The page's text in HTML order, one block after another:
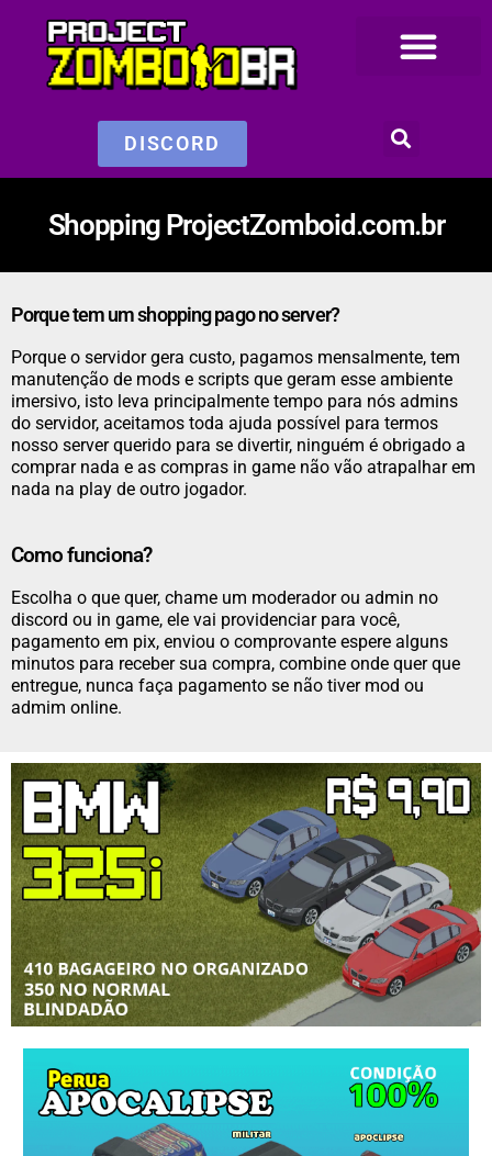
DISCORD
Shopping ProjectZomboid.com.br
Porque tem um shopping pago no server?
Porque o servidor gera custo, pagamos mensalmente, tem
manutenção de mods e scripts que geram esse ambiente
imersivo, isto leva principalmente tempo para nós admins
do servidor, aceitamos toda ajuda possível para termos
nosso server querido para se divertir, ninguém é obrigado a
comprar nada e as compras in game não vão atrapalhar em
nada na play de outro jogador.
Como funciona?
Escolha o que quer, chame um moderador ou admin no
discord ou in game, ele vai providenciar para você,
pagamento em pix, enviou o comprovante espere alguns
minutos para receber sua compra, combine onde quer que
entregue, nunca faça pagamento se não tiver mod ou
admim online.